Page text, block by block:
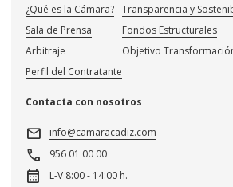
¿Qué es la Cámara?
Sala de Prensa
Arbitraje
Perfil del Contratante
Transparencia y
Fondos Estructurales
Objetivo
Contacta con nosotros
mail info@camaracadiz.com
call 956 01 00 00
calendar_month L-V 8:00 - 14:00 h.